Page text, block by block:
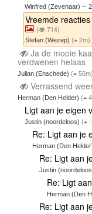
Winfred (Zevenaar) --
Vreemde
( 714)
Stefan (Wezep)( 2m)
Ja de mooie
verdwenen helaas
Julian (Enschede) ( 56m)
Verrassend
Herman (Den Helder) (
Ligt aan je eigen
Justin (noordeloos)(
Re: Ligt aan je
Herman (Den
Re: Ligt aan
Justin
Re: Ligt
Herman (Den
Re: Ligt aan